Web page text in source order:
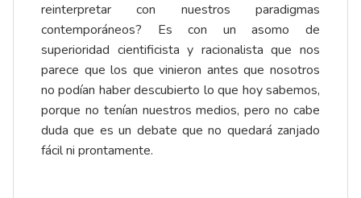
reinterpretar con nuestros paradigmas
contemporáneos? Es con un asomo de
superioridad cientificista y racionalista que nos
parece que los que vinieron antes que nosotros
no podían haber descubierto lo que hoy sabemos,
porque no tenían nuestros medios, pero no cabe
duda que es un debate que no quedará zanjado
fácil ni prontamente.